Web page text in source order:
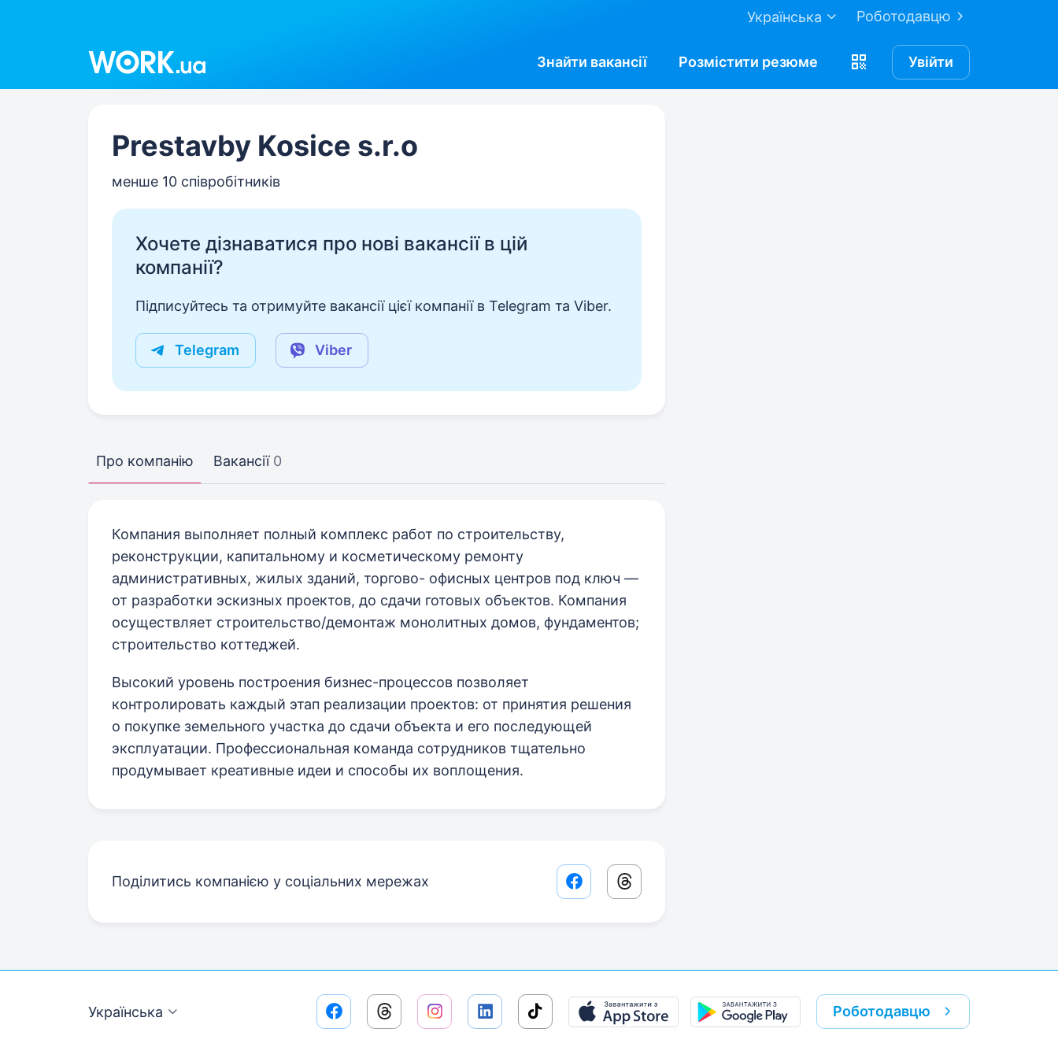
Роботодавцю
Українська
Знайти вакансії Розмістити резюме Увійти
Prestavby Kosice s.r.o
менше 10 співробітників
Хочете дізнаватися про нові вакансії в цій
компанії?
Підписуйтесь та отримуйте вакансії цієї компанії в Telegram та Viber.
Telegram Viber
Про компанію Вакансії 0
Компания выполняет полный комплекс работ по строительству,
реконструкции, капитальному и косметическому ремонту
административных, жилых зданий, торгово- офисных центров под ключ —
от разработки эскизных проектов, до сдачи готовых объектов. Компания
осуществляет строительство/демонтаж монолитных домов, фундаментов;
строительство коттеджей.
Высокий уровень построения бизнес-процессов позволяет
контролировать каждый этап реализации проектов: от принятия решения
о покупке земельного участка до сдачи объекта и его последующей
эксплуатации. Профессиональная команда сотрудников тщательно
продумывает креативные идеи и способы их воплощения.
Поділитись компанією у соціальних мережах Facebook share link
Threads share link
Українська Роботодавцю